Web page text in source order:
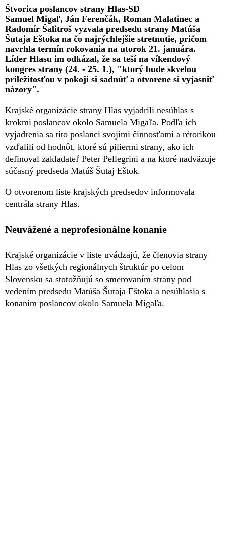
Štvorica poslancov strany Hlas-SD
Samuel Migaľ, Ján Ferenčák, Roman Malatinec a
Radomír Šalitroš vyzvala predsedu strany Matúša
Šutaja Eštoka na čo najrýchlejšie stretnutie, pričom
navrhla termín rokovania na utorok 21. januára.
Líder Hlasu im odkázal, že sa teší na víkendový
kongres strany (24. - 25. 1.), "ktorý bude skvelou
príležitosťou v pokoji si sadnúť a otvorene si vyjasniť
názory".
Krajské organizácie strany Hlas vyjadrili nesúhlas s
krokmi poslancov okolo Samuela Migaľa. Podľa ich
vyjadrenia sa títo poslanci svojimi činnosťami a rétorikou
vzďalili od hodnôt, ktoré sú piliermi strany, ako ich
definoval zakladateľ Peter Pellegrini a na ktoré nadväzuje
súčasný predseda Matúš Šutaj Eštok.
O otvorenom liste krajských predsedov informovala
centrála strany Hlas.
Neuvážené a neprofesionálne konanie
Krajské organizácie v liste uvádzajú, že členovia strany
Hlas zo všetkých regionálnych štruktúr po celom
Slovensku sa stotožňujú so smerovaním strany pod
vedením predsedu Matúša Šutaja Eštoka a nesúhlasia s
konaním poslancov okolo Samuela Migaľa.